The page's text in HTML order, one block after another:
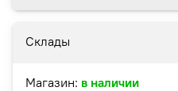
Склады
Магазин: в наличии